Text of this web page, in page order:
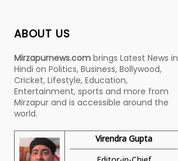
ABOUT US
Mirzapurnews.com brings Latest News in
Hindi on Politics, Business, Bollywood,
Cricket, Lifestyle, Education,
Entertainment, sports and more from
Mirzapur and is accessible around the
world.
Virendra Gupta